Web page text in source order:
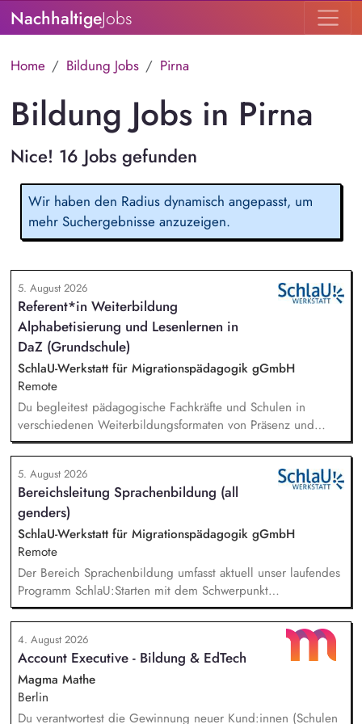
NachhaltigeJobs
Home Bildung Jobs Pirna
Bildung Jobs in Pirna
Nice! 16 Jobs gefunden
Wir haben den Radius dynamisch angepasst, um
mehr Suchergebnisse anzuzeigen.
5. August 2026
Referent*in Weiterbildung
Alphabetisierung und Lesenlernen in
DaZ (Grundschule)
SchlaU-Werkstatt für Migrationspädagogik gGmbH
Remote
Du begleitest pädagogische Fachkräfte und Schulen in
verschiedenen Weiterbildungsformaten von Präsenz und
Online-Workshops bis hin zu pädogischen Tagen und erstellst
Online-Selbstlernkurse für unsere Plattform schlau-lernen.org.
Die inhaltlichen Schwerpunkte liegen dabei auf den
Bereichen Lesen lernen, Mehrsprachigkeitsbewusstsein und
Alphabetisierung in der Grundschule.
5. August 2026
Bereichsleitung Sprachenbildung (all
genders)
SchlaU-Werkstatt für Migrationspädagogik gGmbH
Remote
Der Bereich Sprachenbildung umfasst aktuell unser laufendes
Programm SchlaU:Starten mit dem Schwerpunkt
"Alphabetisierung in DaZ für die Grundschule" sowie
zukünftig weitere auf Unterrichtsmaterial bezogene Projekte
mit den Schwerpunkten sprachensensibles und
rassismuskritisches Deutschlernen von der Grundschule bis in
die Berufliche Bildung. Der Bereich Sprachenbildung
entwickelt in seinen Projekten dazu zielgruppengerechte und
innovative Unterrichtsmaterialien und begleitet pädagogische
4. August 2026
Account Executive - Bildung & EdTech
Magma Mathe
Berlin
Du verantwortest die Gewinnung neuer Kund:innen (Schulen